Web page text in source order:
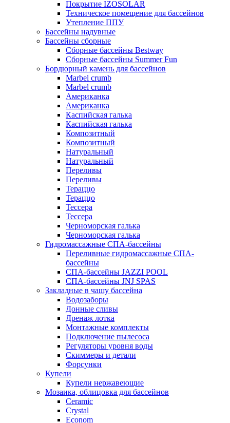
Покрытие IZOSOLAR
Техническое помещение для бассейнов
Утепление ППУ
Бассейны надувные
Бассейны сборные
Сборные бассейны Bestway
Сборные бассейны Summer Fun
Бордюрный камень для бассейнов
Marbel crumb
Marbel crumb
Американка
Американка
Каспийская галька
Каспийская галька
Композитный
Композитный
Натуральный
Натуральный
Переливы
Переливы
Тераццо
Тераццо
Тессера
Тессера
Черноморская галька
Черноморская галька
Гидромассажные СПА-бассейны
Переливные гидромассажные СПА-
бассейны
СПА-бассейны JAZZI POOL
СПА-бассейны JNJ SPAS
Закладные в чашу бассейна
Водозаборы
Донные сливы
Дренаж лотка
Монтажные комплекты
Подключение пылесоса
Регуляторы уровня воды
Скиммеры и детали
Форсунки
Купели
Купели нержавеющие
Мозаика, облицовка для бассейнов
Ceramic
Crystal
Econom